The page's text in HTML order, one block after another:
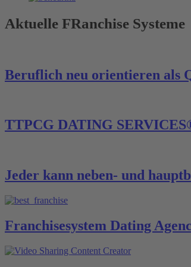
Aktuelle FRanchise Systeme
Beruflich neu orientieren als
TTPCG DATING
Jeder kann neben- und
Franchisesystem Dating